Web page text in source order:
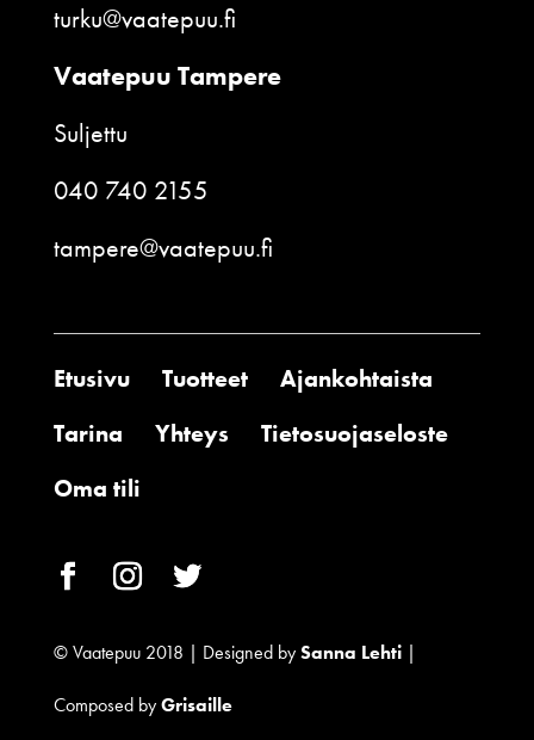
turku@vaatepuu.fi
Vaatepuu Tampere
Suljettu
040 740 2155
tampere@vaatepuu.fi
Etusivu Tuotteet
Ajankohtaista
Tarina
Yhteys
Tietosuojaseloste
Oma tili
© Vaatepuu 2018 | Designed bySanna Lehti|
Composed byGrisaille